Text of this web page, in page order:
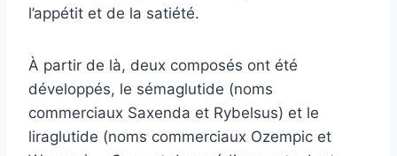
l’appétit et de la satiété.
À partir de là, deux composés ont été
développés, le sémaglutide (noms
commerciaux Saxenda et Rybelsus) et le
liraglutide (noms commerciaux Ozempic et